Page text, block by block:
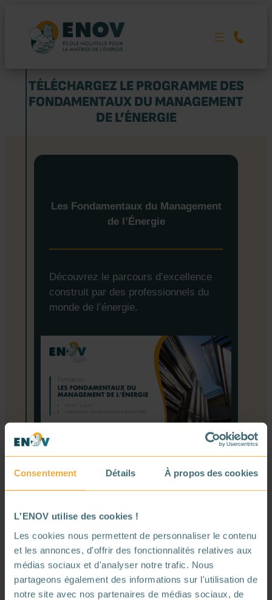
Consentement Détails À propos des cookies
L'ENOV utilise des cookies !
Les cookies nous permettent de personnaliser le contenu
et les annonces, d'offrir des fonctionnalités relatives aux
médias sociaux et d'analyser notre trafic. Nous
partageons également des informations sur l'utilisation de
notre site avec nos partenaires de médias sociaux, de
contenu
TÉLÉCHARGEZ LE PROGRAMME DES
FONDAMENTAUX DU MANAGEMENT
DE L’ÉNERGIE
Les Fondamentaux du Management
de l’Énergie
Découvrez le parcours d’excellence
construit par des professionnels du
monde de l’énergie.
Votre prénom :
Votre nom :